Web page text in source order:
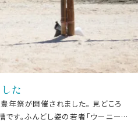
た
年祭が開催されました。 見どころ
す。ふんどし姿の若者「ウーニー」